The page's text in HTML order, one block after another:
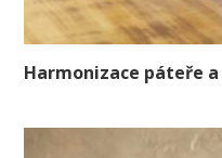
Harmonizace páteře